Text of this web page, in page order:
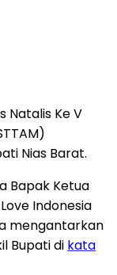
Natalis Ke V
Nias Barat.
Bapak Ketua
Indonesia
mengantarkan
Bupati di kata